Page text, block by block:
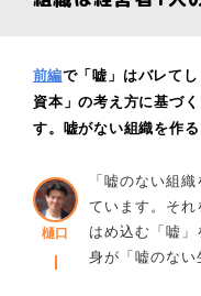
前編で「嘘」はバレて
資本」の考え方に基づ
す。嘘がない組織を作
樋口
「嘘のない組
ています。それ
はめ込む「嘘
身が「嘘のない